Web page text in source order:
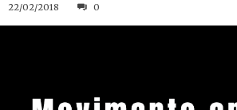
22/02/2018 0